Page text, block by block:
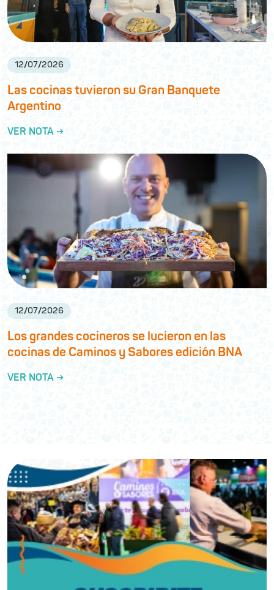
12/07/2026
Las cocinas tuvieron su Gran Banquete
Argentino
VER NOTA →
12/07/2026
Los grandes cocineros se lucieron en las
cocinas de Caminos y Sabores edición BNA
VER NOTA →